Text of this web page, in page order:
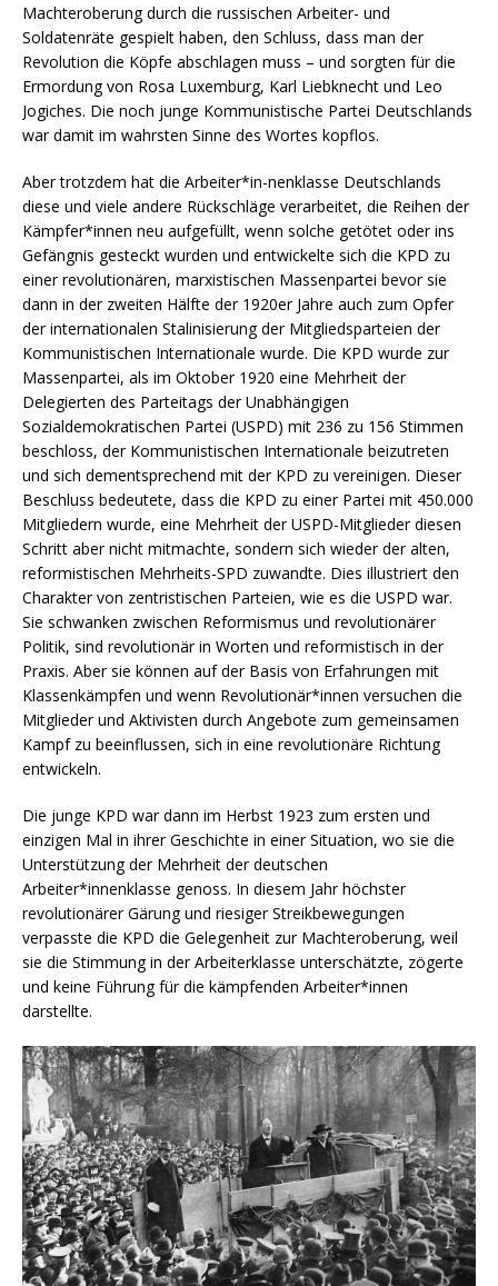
Machteroberung durch die russischen Arbeiter- und
Soldatenräte gespielt haben, den Schluss, dass man der
Revolution die Köpfe abschlagen muss – und sorgten für die
Ermordung von Rosa Luxemburg, Karl Liebknecht und Leo
Jogiches. Die noch junge Kommunistische Partei Deutschlands
war damit im wahrsten Sinne des Wortes kopflos.
Aber trotzdem hat die Arbeiter*in-nenklasse Deutschlands
diese und viele andere Rückschläge verarbeitet, die Reihen der
Kämpfer*innen neu aufgefüllt, wenn solche getötet oder ins
Gefängnis gesteckt wurden und entwickelte sich die KPD zu
einer revolutionären, marxistischen Massenpartei bevor sie
dann in der zweiten Hälfte der 1920er Jahre auch zum Opfer
der internationalen Stalinisierung der Mitgliedsparteien der
Kommunistischen Internationale wurde. Die KPD wurde zur
Massenpartei, als im Oktober 1920 eine Mehrheit der
Delegierten des Parteitags der Unabhängigen
Sozialdemokratischen Partei (USPD) mit 236 zu 156 Stimmen
beschloss, der Kommunistischen Internationale beizutreten
und sich dementsprechend mit der KPD zu vereinigen. Dieser
Beschluss bedeutete, dass die KPD zu einer Partei mit 450.000
Mitgliedern wurde, eine Mehrheit der USPD-Mitglieder diesen
Schritt aber nicht mitmachte, sondern sich wieder der alten,
reformistischen Mehrheits-SPD zuwandte. Dies illustriert den
Charakter von zentristischen Parteien, wie es die USPD war.
Sie schwanken zwischen Reformismus und revolutionärer
Politik, sind revolutionär in Worten und reformistisch in der
Praxis. Aber sie können auf der Basis von Erfahrungen mit
Klassenkämpfen und wenn Revolutionär*innen versuchen die
Mitglieder und Aktivisten durch Angebote zum gemeinsamen
Kampf zu beeinflussen, sich in eine revolutionäre Richtung
entwickeln.
Die junge KPD war dann im Herbst 1923 zum ersten und
einzigen Mal in ihrer Geschichte in einer Situation, wo sie die
Unterstützung der Mehrheit der deutschen
Arbeiter*innenklasse genoss. In diesem Jahr höchster
revolutionärer Gärung und riesiger Streikbewegungen
verpasste die KPD die Gelegenheit zur Machteroberung, weil
sie die Stimmung in der Arbeiterklasse unterschätzte, zögerte
und keine Führung für die kämpfenden Arbeiter*innen
darstellte.